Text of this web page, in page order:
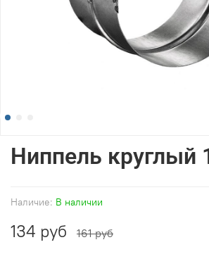
Наличие: В наличии
Ниппель круглый
134 руб 161 руб